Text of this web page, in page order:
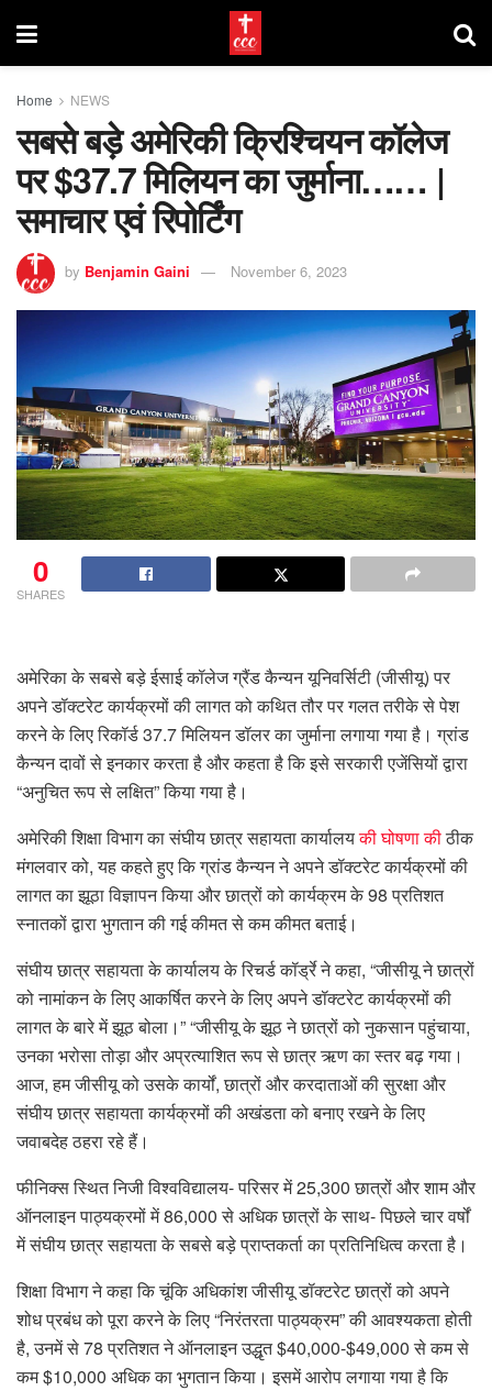
Home NEWS
सबसे बड़े अमेरिकी क्रिश्चियन कॉलेज
पर $37.7 मिलियन का जुर्माना…… |
समाचार एवं रिपोर्टिंग
by Benjamin Gaini November 6, 2023
0
SHARES
अमेरिका के सबसे बड़े ईसाई कॉलेज ग्रैंड कैन्यन यूनिवर्सिटी (जीसीयू) पर
अपने डॉक्टरेट कार्यक्रमों की लागत को कथित तौर पर गलत तरीके से पेश
करने के लिए रिकॉर्ड 37.7 मिलियन डॉलर का जुर्माना लगाया गया है। ग्रांड
कैन्यन दावों से इनकार करता है और कहता है कि इसे सरकारी एजेंसियों द्वारा
“अनुचित रूप से लक्षित” किया गया है।
अमेरिकी शिक्षा विभाग का संघीय छात्र सहायता कार्यालयकी घोषणा कीठीक
मंगलवार को, यह कहते हुए कि ग्रांड कैन्यन ने अपने डॉक्टरेट कार्यक्रमों की
लागत का झूठा विज्ञापन किया और छात्रों को कार्यक्रम के 98 प्रतिशत
स्नातकों द्वारा भुगतान की गई कीमत से कम कीमत बताई।
संघीय छात्र सहायता के कार्यालय के रिचर्ड कॉर्ड्रे ने कहा, “जीसीयू ने छात्रों
को नामांकन के लिए आकर्षित करने के लिए अपने डॉक्टरेट कार्यक्रमों की
लागत के बारे में झूठ बोला।” “जीसीयू के झूठ ने छात्रों को नुकसान पहुंचाया,
उनका भरोसा तोड़ा और अप्रत्याशित रूप से छात्र ऋण का स्तर बढ़ गया।
आज, हम जीसीयू को उसके कार्यों, छात्रों और करदाताओं की सुरक्षा और
संघीय छात्र सहायता कार्यक्रमों की अखंडता को बनाए रखने के लिए
जवाबदेह ठहरा रहे हैं।
फीनिक्स स्थित निजी विश्वविद्यालय- परिसर में 25,300 छात्रों और शाम और
ऑनलाइन पाठ्यक्रमों में 86,000 से अधिक छात्रों के साथ- पिछले चार वर्षों
में संघीय छात्र सहायता के सबसे बड़े प्राप्तकर्ता का प्रतिनिधित्व करता है।
शिक्षा विभाग ने कहा कि चूंकि अधिकांश जीसीयू डॉक्टरेट छात्रों को अपने
शोध प्रबंध को पूरा करने के लिए “निरंतरता पाठ्यक्रम” की आवश्यकता होती
है, उनमें से 78 प्रतिशत ने ऑनलाइन उद्धृत $40,000-$49,000 से कम से
कम $10,000 अधिक का भुगतान किया। इसमें आरोप लगाया गया है कि